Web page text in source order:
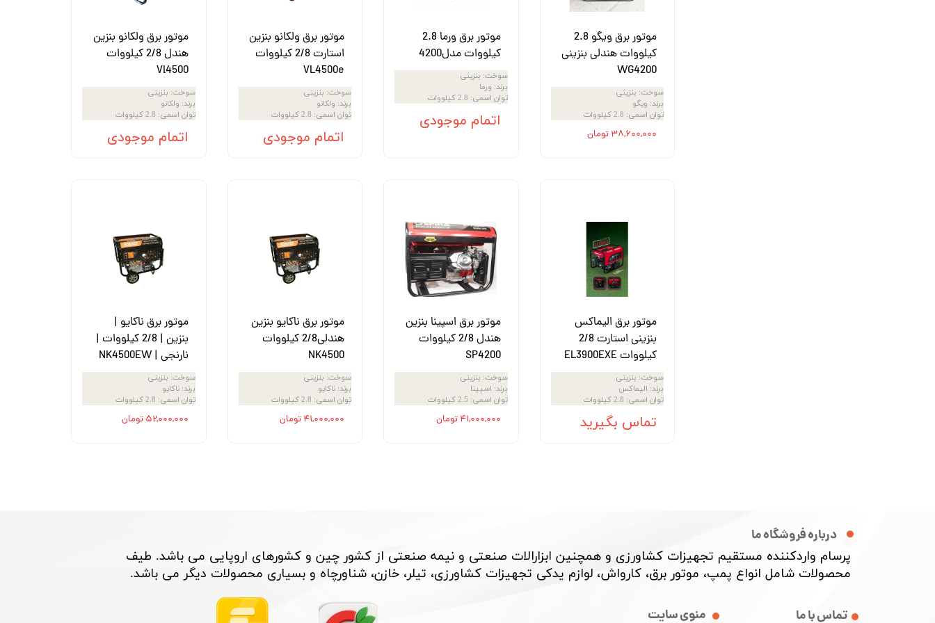
موتور برق ویگو 2.8
کیلووات هندلی بنزینی
WG4200
سوخت: بنزینی
برند: ویگو
توان اسمی: 2.8 کیلووات
۳۸,۶۰۰,۰۰۰ تومان
موتور برق ورما 2.8
کیلووات مدل4200
سوخت: بنزینی
برند: ورما
توان اسمی: 2.8 کیلووات
اتمام موجودی
موتور برق ولکانو بنزین
استارت 2/8 کیلووات
VL4500e
سوخت: بنزینی
برند: ولکانو
توان اسمی: 2.8 کیلووات
اتمام موجودی
موتور برق ولکانو بنزین
هندل 2/8 کیلووات
Vl4500
سوخت: بنزینی
برند: ولکانو
توان اسمی: 2.8 کیلووات
اتمام موجودی
موتور برق الیماکس
بنزینی استارت 2/8
کیلووات EL3900EXE
سوخت: بنزینی
برند: الیماکس
توان اسمی: 2.8 کیلووات
تماس بگیرید
موتور برق اسپینا بنزین
هندل 2/8 کیلووات
SP4200
سوخت: بنزینی
برند: اسپینا
توان اسمی: 2.5 کیلووات
۴۱,۰۰۰,۰۰۰ تومان
موتور برق ناکایو بنزین
هندلی2/8 کیلووات
NK4500
سوخت: بنزینی
برند: ناکایو
توان اسمی: 2.8 کیلووات
۴۱,۰۰۰,۰۰۰ تومان
موتور برق ناکایو |
بنزین | 2/8 کیلووات |
نارنجی | NK4500EW
سوخت: بنزینی
برند:ناکایو
توان اسمی: 2.8 کیلووات
۵۲,۰۰۰,۰۰۰ تومان
درباره فروشگاه ما
پرسام واردکننده مستقیم تجهیزات کشاورزی و همچنین ابزارالات صنعتی و نیمه صنعتی از کشور چین و کشورهای اروپایی می باشد. طیف
محصولات شامل انواع پمپ، موتور برق، کارواش، لوازم یدکی تجهیزات کشاورزی، تیلر، خازن، شناورچاه و بسیاری محصولات دیگر می باشد. ​​​​​​​
منوی سایت تماس با ما